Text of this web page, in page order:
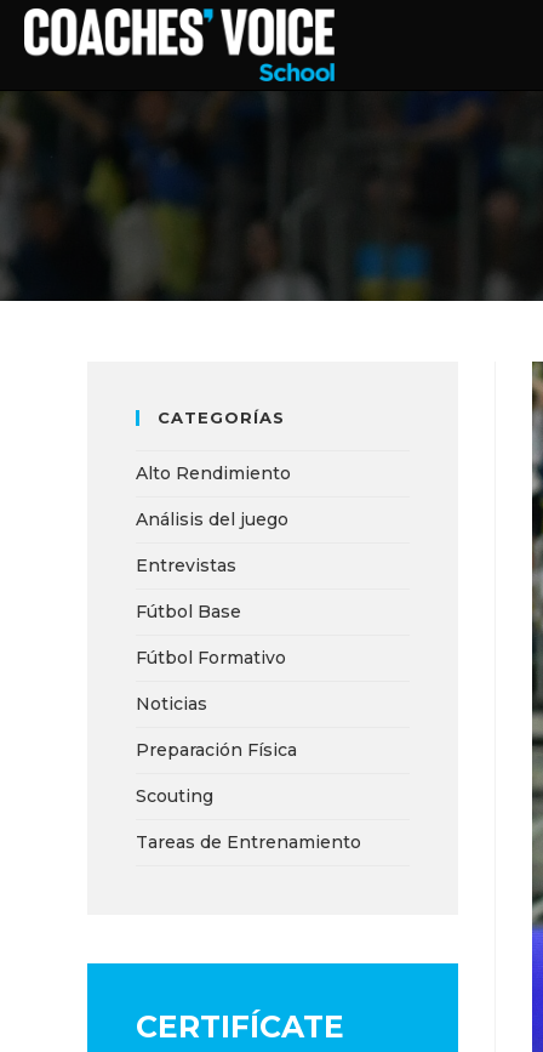
CATEGORÍAS
Alto Rendimiento
Análisis del juego
Entrevistas
Fútbol Base
Fútbol Formativo
Noticias
Preparación Física
Scouting
Tareas de Entrenamiento
CERTIFÍCATE